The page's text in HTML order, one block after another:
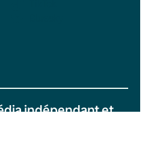
indépendant et